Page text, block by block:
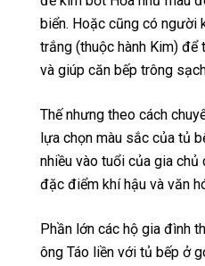
biển. Hoặc cũng có người
trắng (thuộc hành Kim)
và giúp căn bếp trông
Thế nhưng theo cách
lựa chọn màu sắc của tủ
nhiều vào tuổi của gia
đặc điểm khí hậu và văn
Phần lớn các hộ gia đình
ông Táo liền với tủ bếp ở